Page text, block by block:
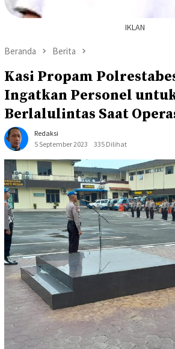
IKLAN
Beranda Berita
Kasi Propam
Ingatkan Personel
Berlalulintas Saat
Redaksi
5 September 2023
335 Dilihat